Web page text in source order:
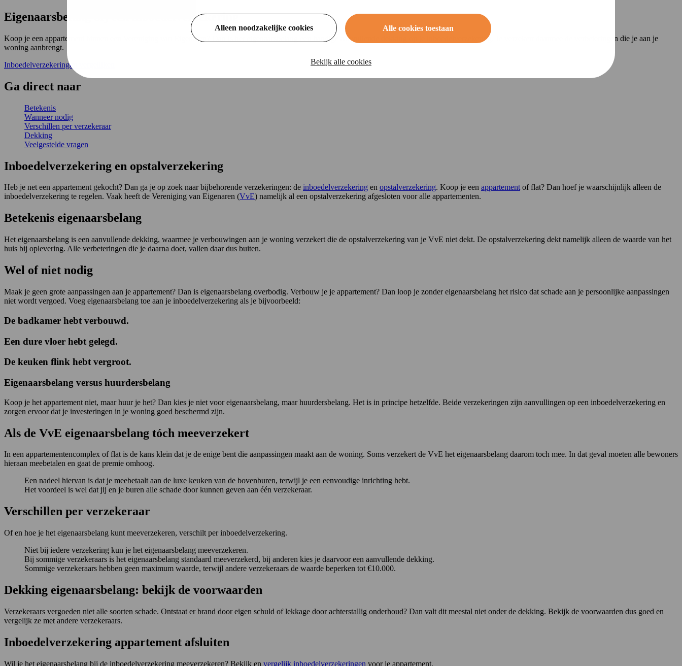
Alleen noodzakelijke cookies Alle cookies toestaan
Bekijk alle cookies
Eigenaarsbelang bij een inboedelverzekering
Koop je een appartement binnen een Vereniging van Eigenaren? Dan is het eigenaarsbelang een handige aanvullende dekking op je inboedelverzekering. Je verzekert daarmee de verbeteringen die je aan je
woning aanbrengt.
Inboedelverzekeringen vergelijken
Ga direct naar
Betekenis
Wanneer nodig
Verschillen per verzekeraar
Dekking
Veelgestelde vragen
Inboedelverzekering en opstalverzekering
Heb je net een appartement gekocht? Dan ga je op zoek naar bijbehorende verzekeringen: de inboedelverzekering en opstalverzekering. Koop je een appartementof flat? Dan hoef je waarschijnlijk alleen de
inboedelverzekering te regelen. Vaak heeft de Vereniging van Eigenaren (VvE) namelijk al een opstalverzekering afgesloten voor alle appartementen.
Betekenis eigenaarsbelang
Het eigenaarsbelang is een aanvullende dekking, waarmee je verbouwingen aan je woning verzekert die de opstalverzekering van je VvE niet dekt. De opstalverzekering dekt namelijk alleen de waarde van het
huis bij oplevering. Alle verbeteringen die je daarna doet, vallen daar dus buiten.
Wel of niet nodig
Maak je geen grote aanpassingen aan je appartement? Dan is eigenaarsbelang overbodig. Verbouw je je appartement? Dan loop je zonder eigenaarsbelang het risico dat schade aan je persoonlijke aanpassingen
niet wordt vergoed. Voeg eigenaarsbelang toe aan je inboedelverzekering als je bijvoorbeeld:
De badkamer hebt verbouwd.
Een dure vloer hebt gelegd.
De keuken flink hebt vergroot.
Eigenaarsbelang versus huurdersbelang
Koop je het appartement niet, maar huur je het? Dan kies je niet voor eigenaarsbelang, maar huurdersbelang. Het is in principe hetzelfde. Beide verzekeringen zijn aanvullingen op een inboedelverzekering en
zorgen ervoor dat je investeringen in je woning goed beschermd zijn.
Als de VvE eigenaarsbelang tóch meeverzekert
In een appartementencomplex of flat is de kans klein dat je de enige bent die aanpassingen maakt aan de woning. Soms verzekert de VvE het eigenaarsbelang daarom toch mee. In dat geval moeten alle bewoners
hieraan meebetalen en gaat de premie omhoog.
Een nadeel hiervan is dat je meebetaalt aan de luxe keuken van de bovenburen, terwijl je een eenvoudige inrichting hebt.
Het voordeel is wel dat jij en je buren alle schade door kunnen geven aan één verzekeraar.
Verschillen per verzekeraar
Of en hoe je het eigenaarsbelang kunt meeverzekeren, verschilt per inboedelverzekering.
Niet bij iedere verzekering kun je het eigenaarsbelang meeverzekeren.
Bij sommige verzekeraars is het eigenaarsbelang standaard meeverzekerd, bij anderen kies je daarvoor een aanvullende dekking.
Sommige verzekeraars hebben geen maximum waarde, terwijl andere verzekeraars de waarde beperken tot €10.000.
Dekking eigenaarsbelang: bekijk de voorwaarden
Verzekeraars vergoeden niet alle soorten schade. Ontstaat er brand door eigen schuld of lekkage door achterstallig onderhoud? Dan valt dit meestal niet onder de dekking. Bekijk de voorwaarden dus goed en
vergelijk ze met andere verzekeraars.
Inboedelverzekering appartement afsluiten
Wil je het eigenaarsbelang bij de inboedelverzekering meeverzekeren? Bekijk en vergelijk inboedelverzekeringen voor je appartement.